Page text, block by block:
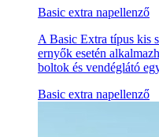
Basic extra napellenző
A Basic Extra típus kis
ernyők esetén
boltok és vendéglátó
Basic extra napellenző